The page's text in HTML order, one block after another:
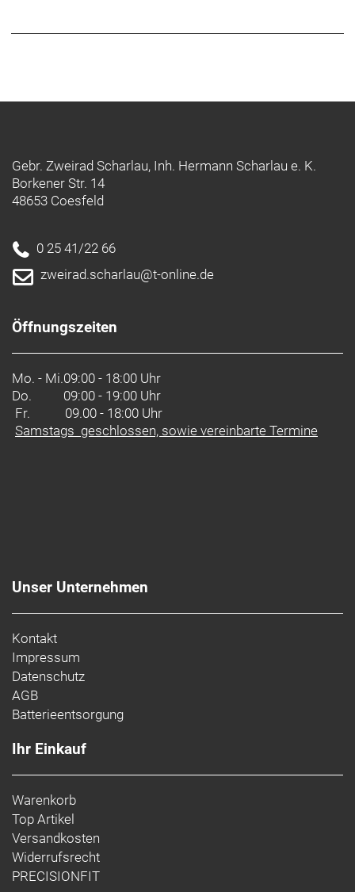
Gebr. Zweirad Scharlau, Inh. Hermann Scharlau e. K.
Borkener Str. 14
48653 Coesfeld
0 25 41/22 66
zweirad.scharlau@t-online.de
Öffnungszeiten
Mo. - Mi.09:00 - 18:00 Uhr
Do.
09:00 - 19:00 Uhr
Fr. 09.00 - 18:00 Uhr
Samstags geschlossen, sowie vereinbarte Termine
Unser Unternehmen
Kontakt
Impressum
Datenschutz
AGB
Batterieentsorgung
Ihr Einkauf
Warenkorb
Top Artikel
Versandkosten
Widerrufsrecht
PRECISIONFIT